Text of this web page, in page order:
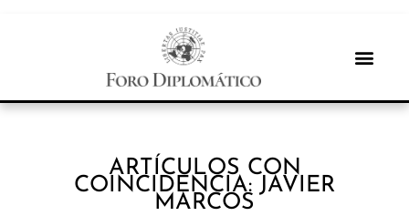
ARTÍCULOS CON
COINCIDENCIA: JAVIER
MARCOS